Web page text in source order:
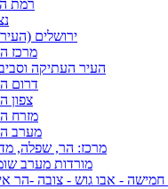
רמת
ירושלים
מרכז
העיר העתיקה
דרום
צפון
מזרח
מערב
מרכז: הר, שפלה,
מורדות מערב
- אבו גוש - צובה -הר